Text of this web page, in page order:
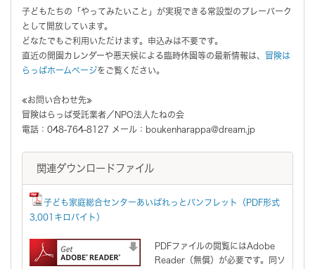
子どもたちの「やってみたいこと」が実現できる常設型のプレーパーク
として開放しています。
どなたでもご利用いただけます。申込みは不要です。
直近の開園カレンダーや悪天候による臨時休園等の最新情報は、 冒険は
らっぱホームぺージをご覧ください。
≪お問い合わせ先≫
冒険はらっぱ受託業者／NPO法人たねの会
電話：048-764-8127 メール：boukenharappa@dream.jp
関連ダウンロードファイル
子ども家庭総合センターあいぱれっとパンフレット（PDF形式
3,001キロバイト）
PDFファイルの閲覧にはAdobe
Reader（無償）が必要です。同ソ